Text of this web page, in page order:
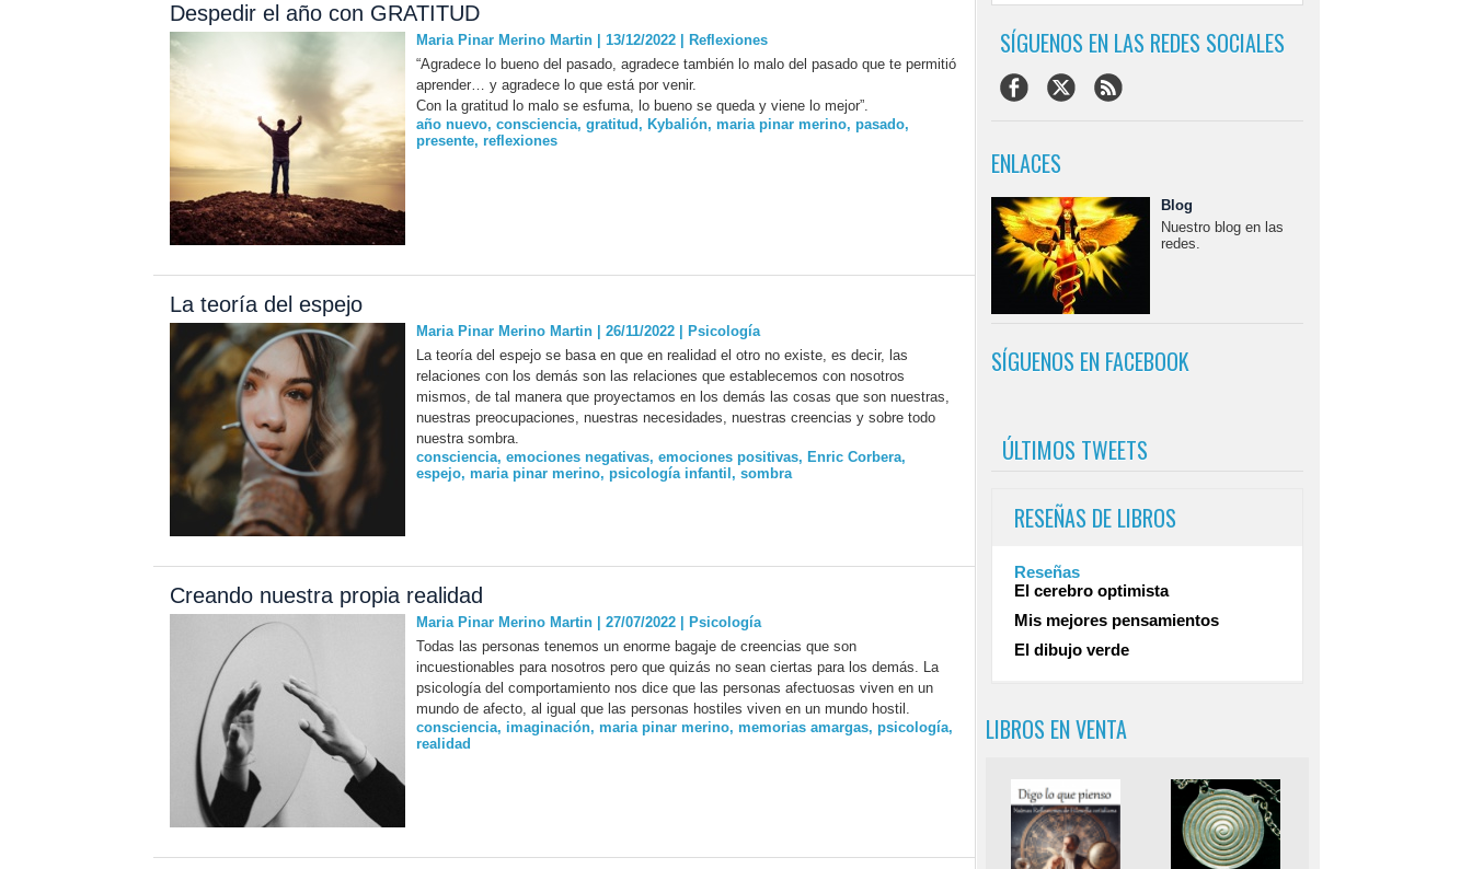
Despedir el año con GRATITUD
Maria Pinar Merino Martin | 13/12/2022|
Reflexiones
“Agradece lo bueno del pasado, agradece también lo malo del pasado que te permitió
aprender… y agradece lo que está por venir.
Con la gratitud lo malo se esfuma, lo bueno se queda y viene lo mejor”.
año nuevo, consciencia, gratitud , Kybalión, maria pinar merino, pasado,
presente, reflexiones
La teoría del espejo
Maria Pinar Merino Martin | 26/11/2022|
Psicología
La teoría del espejo se basa en que en realidad el otro no existe, es decir, las
relaciones con los demás son las relaciones que establecemos con nosotros
mismos, de tal manera que proyectamos en los demás las cosas que son nuestras,
nuestras preocupaciones, nuestras necesidades, nuestras creencias y sobre todo
nuestra sombra.
consciencia, emociones negativas, emociones positivas, Enric Corbera,
espejo, maria pinar merino, psicología infantil , sombra
Creando nuestra propia realidad
Maria Pinar Merino Martin | 27/07/2022|
Psicología
Todas las personas tenemos un enorme bagaje de creencias que son
incuestionables para nosotros pero que quizás no sean ciertas para los demás. La
psicología del comportamiento nos dice que las personas afectuosas viven en un
mundo de afecto, al igual que las personas hostiles viven en un mundo hostil.
consciencia, imaginación, maria pinar merino, memorias amargas, psicología,
realidad
SÍGUENOS EN LAS REDES SOCIALES
ENLACES
Blog
Nuestro blog en las
redes.
SÍGUENOS EN FACEBOOK
ÚLTIMOS TWEETS
RESEÑAS DE LIBROS
Reseñas
El cerebro optimista
Mis mejores pensamientos
El dibujo verde
LIBROS EN VENTA